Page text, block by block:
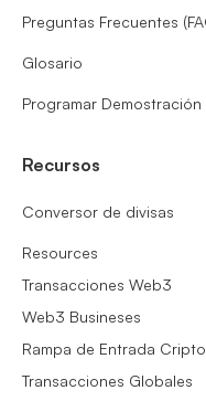
Preguntas Frecuentes
Glosario
Programar Demostración
Recursos
Conversor de divisas
Resources
Transacciones Web3
Web3 Busineses
Rampa de Entrada Cripto
Transacciones Globales